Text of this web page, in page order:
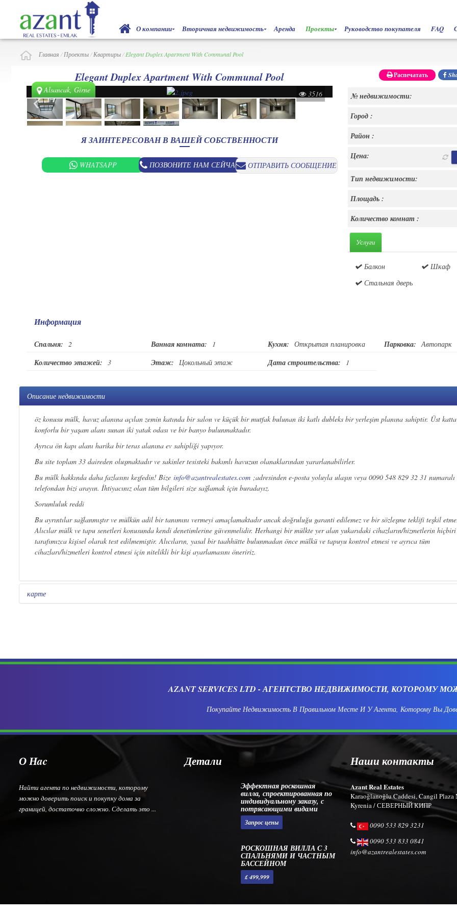
О компании Вторичная недвижимость Аренда Проекты Руководство покупателя FAQ
Главная / Проекты/ Квартиры/ Elegant Duplex Apartment With Communal Pool
Распечатать
Elegant Duplex Apartment With Communal Pool
3516
Alsancak, Girne
Я ЗАИНТЕРЕСОВАН В ВАШЕЙ СОБСТВЕННОСТИ
WHATSAPP ПОЗВОНИТЕ НАМ СЕЙЧАС ОТПРАВИТЬ СООБЩЕНИЕ
№ недвижимости:
Город :
Район :
Цена:
Тип недвижимости:
Площадь :
Количество комнат :
Услуги
Балкон
Шкаф
Стальная дверь
Информация
Спальня: 2 Ванная комната: 1 Кухня: Открытая планировка Парковка: Автопарк
Количество этажей: 3 Этаж: Цокольный этаж Дата строительства: 1
Описание недвижимости
öz konusu mülk, havuz alanına açılan zemin katında bir salon ve küçük bir mutfak bulunan iki katlı dubleks bir yerleşim planına sahiptir. Üst
konforlu bir yaşam alanı sunan iki yatak odası ve bir banyo bulunmaktadır.
Ayrıca ön kapı alanı harika bir teras alanına ev sahipliği yapıyor.
Bu site toplam 33 daireden oluşmaktadır ve sakinler tesisteki bakımlı havuzun olanaklarından yararlanabilirler.
Bu mülk hakkında daha fazlasını keşfedin! Bize info@azantrealestates.com ;adresinden e-posta yoluyla ulaşın veya 0090 548 829 32 31 numaralı
telefondan bizi arayın. İhtiyacınız olan tüm bilgileri size sağlamak için buradayız.
Sorumluluk reddi
Bu ayrıntılar sağlanmıştır ve mülkün adil bir tanımını vermeyi amaçlamaktadır ancak doğruluğu garanti edilemez ve bir sözleşme teklifi teşkil
Alıcılar mülk ve tapu senetleri konusunda kendi denetimlerine güvenmelidir. Herhangi bir mülkte yer alan yukarıdaki cihazların/hizmetlerin hiçbiri
tarafımızca kişisel olarak test edilmemiştir. Alıcıların, yasal bir taahhütte bulunmadan önce mülkü ve tapuyu kontrol etmesi ve ayrıca tüm
cihazları/hizmetleri kontrol etmesi için nitelikli bir kişi ayarlamasını öneririz.
карте
AZANT SERVICES LTD - АГЕНТСТВО НЕДВИЖИМОСТИ, КОТОРОМУ
Покупайте Недвижимость В Правильном Месте И У Агента, Которому Вы
О Нac
Найти агента по недвижимости, которому
можно доверить поиск и покупку дома за
границей, достаточно сложно. Сделать это ...
Детали
Эффектная роскошная
вилла, спроектированная по
индивидуальному заказу, с
потрясающими видами
Запрос цены
РОСКОШНАЯ ВИЛЛА С 3
СПАЛЬНЯМИ И ЧАСТНЫМ
БАССЕЙНОМ
£ 499,999
Наши контакты
Azant Real Estates
Karaoğlanoğlu Caddesi, Cangil Plaza
Kyrenia / СЕВЕРНЫЙ КИПР
0090 533 829 3231
0090 533 833 0841
info@azantrealestates.com